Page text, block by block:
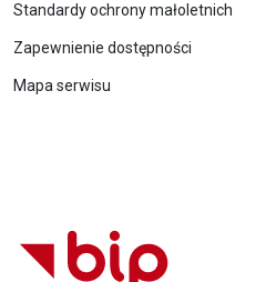
Standardy ochrony małoletnich
Zapewnienie dostępności
Mapa serwisu